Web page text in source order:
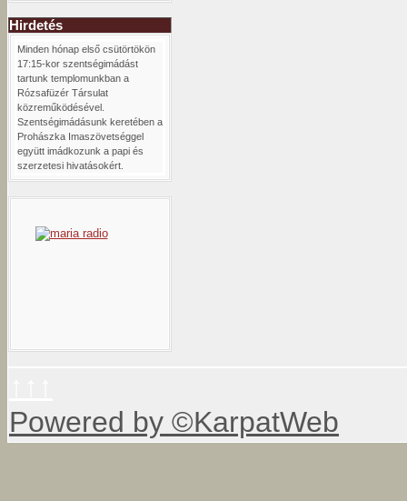
Hirdetés
Minden hónap első csütörtökön
17:15-kor szentségimádást
tartunk templomunkban a
Rózsafüzér Társulat
közreműködésével.
Szentségimádásunk keretében a
Prohászka Imaszövetséggel
együtt imádkozunk a papi és
szerzetesi hivatásokért.
Powered by ©KarpatWeb